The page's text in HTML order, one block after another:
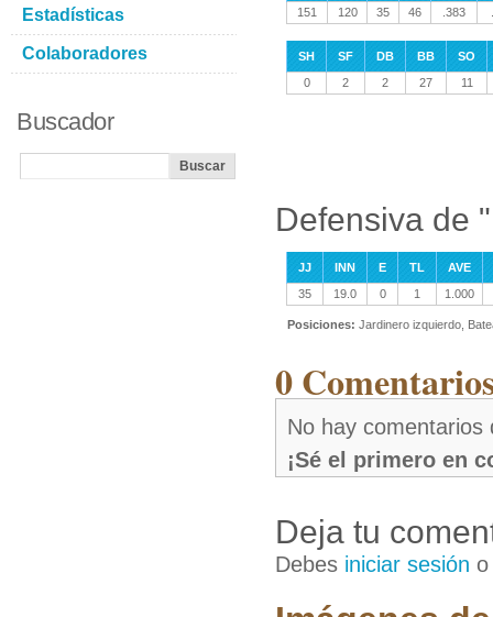
151
120 35 46 .383
SH SF DB BB
SO
0
2 2 27 11
Defensiva de
JJ INN E TL
AVE
35
19.0 0 1 1.000
Posiciones: Jardinero izquierdo,
0
No hay comentarios
¡Sé el primero en
Deja tu
Debes iniciar sesión
Estadísticas
Colaboradores
Buscador